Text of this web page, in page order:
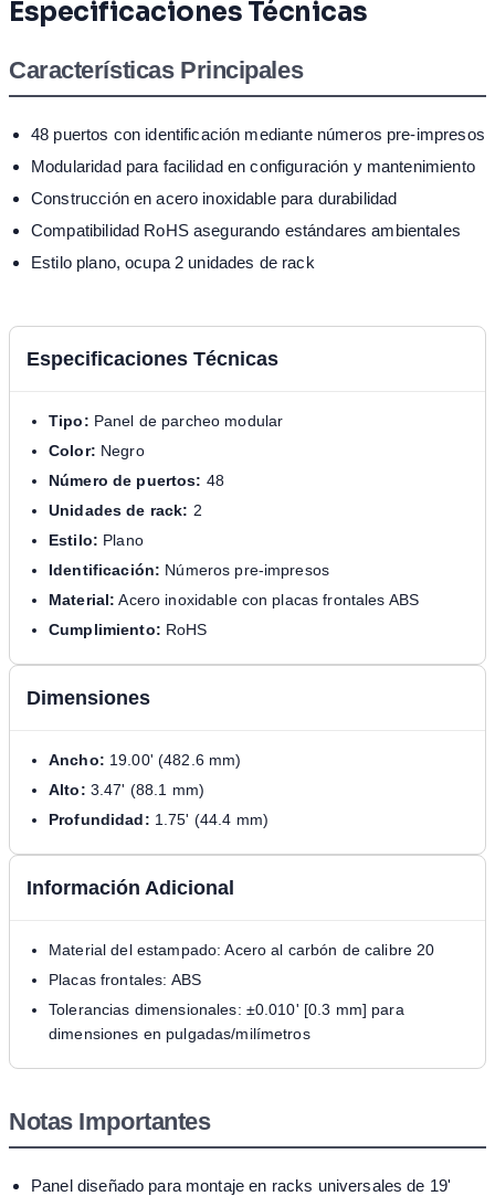
Especificaciones Técnicas
Características Principales
48 puertos con identificación mediante números pre-impresos
Modularidad para facilidad en configuración y mantenimiento
Construcción en acero inoxidable para durabilidad
Compatibilidad RoHS asegurando estándares ambientales
Estilo plano, ocupa 2 unidades de rack
Especificaciones Técnicas
Tipo: Panel de parcheo modular
Color: Negro
Número de puertos: 48
Unidades de rack: 2
Estilo: Plano
Identificación: Números pre-impresos
Material: Acero inoxidable con placas frontales ABS
Cumplimiento: RoHS
Dimensiones
Ancho: 19.00' (482.6 mm)
Alto: 3.47' (88.1 mm)
Profundidad: 1.75' (44.4 mm)
Información Adicional
Material del estampado: Acero al carbón de calibre 20
Placas frontales: ABS
Tolerancias dimensionales: ±0.010' [0.3 mm] para
dimensiones en pulgadas/milímetros
Notas Importantes
Panel diseñado para montaje en racks universales de 19'